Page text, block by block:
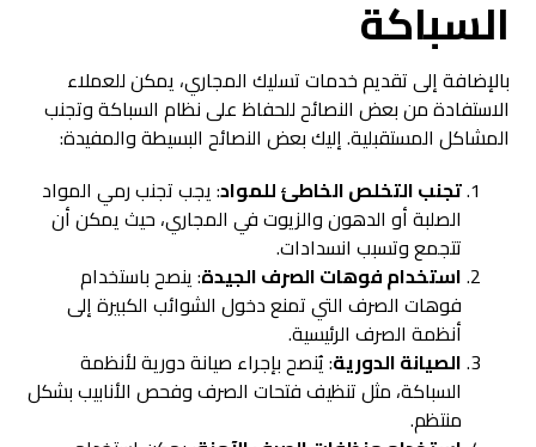
السباكة
بالإضافة إلى تقديم خدمات تسليك المجاري، يمكن للعملاء
الاستفادة من بعض النصائح للحفاظ على نظام السباكة وتجنب
المشاكل المستقبلية. إليك بعض النصائح البسيطة والمفيدة:
تجنب التخلص الخاطئ للمواد: يجب تجنب رمي المواد
الصلبة أو الدهون والزيوت في المجاري، حيث يمكن أن
تتجمع وتسبب انسدادات.
استخدام فوهات الصرف الجيدة: ينصح باستخدام
فوهات الصرف التي تمنع دخول الشوائب الكبيرة إلى
أنظمة الصرف الرئيسية.
الصيانة الدورية: يُنصح بإجراء صيانة دورية لأنظمة
السباكة، مثل تنظيف فتحات الصرف وفحص الأنابيب بشكل
منتظم.